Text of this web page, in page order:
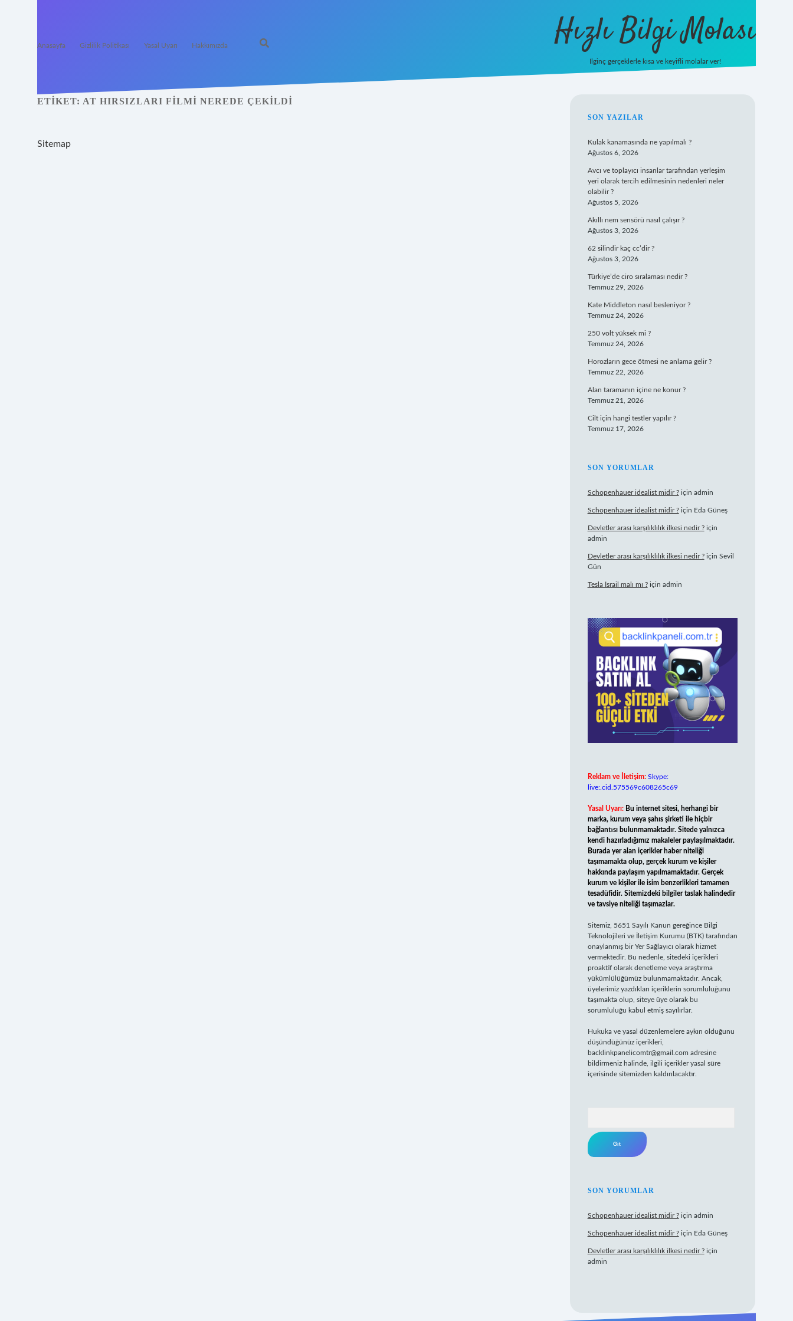
Anasayfa Gizlilik Politikası Yasal Uyarı Hakkımızda Hızlı Bilgi Molası
İlginç gerçeklerle kısa ve keyifli molalar ver!
ETIKET: AT HIRSIZLARI FILMI NEREDE ÇEKILDI
Sitemap
SIDEBAR
SON YAZILAR
Kulak kanamasında ne yapılmalı ?
Ağustos 6, 2026
Avcı ve toplayıcı insanlar tarafından yerleşim
yeri olarak tercih edilmesinin nedenleri neler
olabilir ?
Ağustos 5, 2026
Akıllı nem sensörü nasıl çalışır ?
Ağustos 3, 2026
62 silindir kaç cc’dir ?
Ağustos 3, 2026
Türkiye’de ciro sıralaması nedir ?
Temmuz 29, 2026
Kate Middleton nasıl besleniyor ?
Temmuz 24, 2026
250 volt yüksek mi ?
Temmuz 24, 2026
Horozların gece ötmesi ne anlama gelir ?
Temmuz 22, 2026
Alan taramanın içine ne konur ?
Temmuz 21, 2026
Cilt için hangi testler yapılır ?
Temmuz 17, 2026
SON YORUMLAR
Schopenhauer idealist midir ?için admin
Schopenhauer idealist midir ?için Eda Güneş
Devletler arası karşılıklılık ilkesi nedir ?için
admin
Devletler arası karşılıklılık ilkesi nedir ?için Sevil
Gün
Tesla İsrail malı mı ?için admin
Reklam ve İletişim: Skype:
live:.cid.575569c608265c69
Yasal Uyarı: Bu internet sitesi, herhangi bir
marka, kurum veya şahıs şirketi ile hiçbir
bağlantısı bulunmamaktadır. Sitede yalnızca
kendi hazırladığımız makaleler paylaşılmaktadır.
Burada yer alan içerikler haber niteliği
taşımamakta olup, gerçek kurum ve kişiler
hakkında paylaşım yapılmamaktadır. Gerçek
kurum ve kişiler ile isim benzerlikleri tamamen
tesadüfidir. Sitemizdeki bilgiler taslak halindedir
ve tavsiye niteliği taşımazlar.
Sitemiz, 5651 Sayılı Kanun gereğince Bilgi
Teknolojileri ve İletişim Kurumu (BTK) tarafından
onaylanmış bir Yer Sağlayıcı olarak hizmet
vermektedir. Bu nedenle, sitedeki içerikleri
proaktif olarak denetleme veya araştırma
yükümlülüğümüz bulunmamaktadır. Ancak,
üyelerimiz yazdıkları içeriklerin sorumluluğunu
taşımakta olup, siteye üye olarak bu
sorumluluğu kabul etmiş sayılırlar.
Hukuka ve yasal düzenlemelere aykırı olduğunu
düşündüğünüz içerikleri,
backlinkpanelicomtr@gmail.com adresine
bildirmeniz halinde, ilgili içerikler yasal süre
içerisinde sitemizden kaldırılacaktır.
SON YORUMLAR
Schopenhauer idealist midir ?için admin
Schopenhauer idealist midir ?için Eda Güneş
Devletler arası karşılıklılık ilkesi nedir ?için
admin